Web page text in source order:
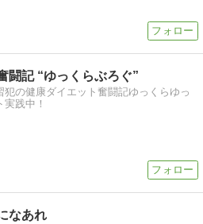
闘記 “ゆっくらぶろぐ”
犯の健康ダイエット奮闘記ゆっくらゆっ
実践中！
なあれ